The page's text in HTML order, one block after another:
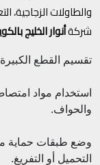
والطاولات الزجاجية،
شركةأنوار الخليج
تقسيم القطع
استخدام مواد
والحواف.
وضع طبقات حماية
التحميل أو التفريغ.